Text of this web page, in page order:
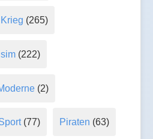
Krieg (265)
(222)
(2)
(77) Piraten (63)